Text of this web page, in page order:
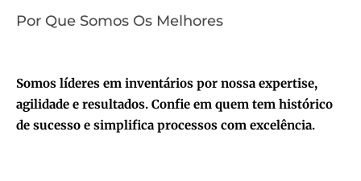
Por Que Somos Os Melhores
Somos líderes em inventários por nossa expertise,
agilidade e resultados. Confie em quem tem histórico
de sucesso e simplifica processos com excelência.